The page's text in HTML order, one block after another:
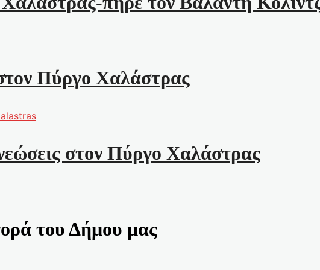
Πύργο Χαλάστρας
στον Πύργο Χαλάστρας
του Δήμου μας